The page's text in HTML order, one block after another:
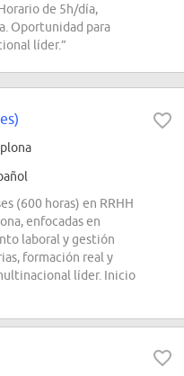
de 5h/día,
Oportunidad para
líder.”
(600 horas) en RRHH
enfocadas en
laboral y gestión
formación real y
líder. Inicio